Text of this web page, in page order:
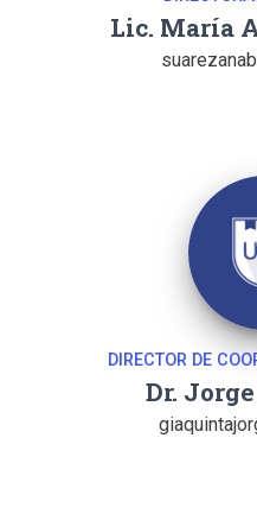
Lic. María
DIRECTOR DE
Dr.